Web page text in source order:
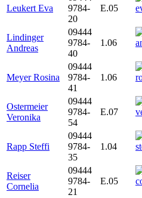
Leukert Eva
9784-
20
E.05
Lindinger
Andreas
09444
9784-
40
1.06
Meyer Rosina
09444
9784-
41
1.06
Ostermeier
Veronika
09444
9784-
54
E.07
Rapp Steffi
09444
9784-
35
1.04
Reiser
Cornelia
09444
9784-
21
E.05